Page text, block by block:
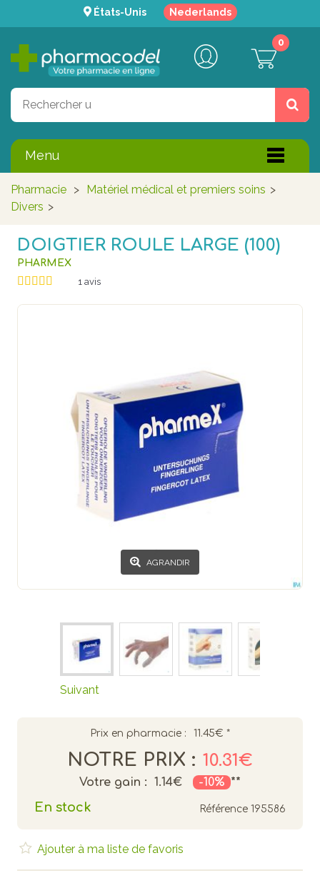
États-Unis Nederlands
0
Menu
Pharmacie > Matériel médical et premiers soins >
Divers >
DOIGTIER ROULE LARGE (100)
PHARMEX
1 avis
AGRANDIR
Suivant
Prix en pharmacie : 11.45€ *
NOTRE PRIX : 10.31€
Votre gain : 1.14€ -10% **
En stock Référence 195586
Ajouter à ma liste de favoris